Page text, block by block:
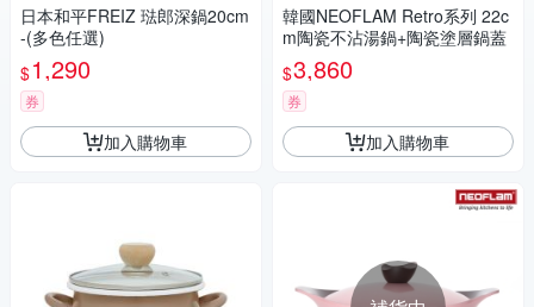
日本和平FREIZ 琺郎深鍋20cm
-(多色任選)
$1,290
券
加入購物車
韓國NEOFLAM Retro系列 22c
m陶瓷不沾湯鍋+陶瓷塗層鍋蓋
$3,860
券
加入購物車